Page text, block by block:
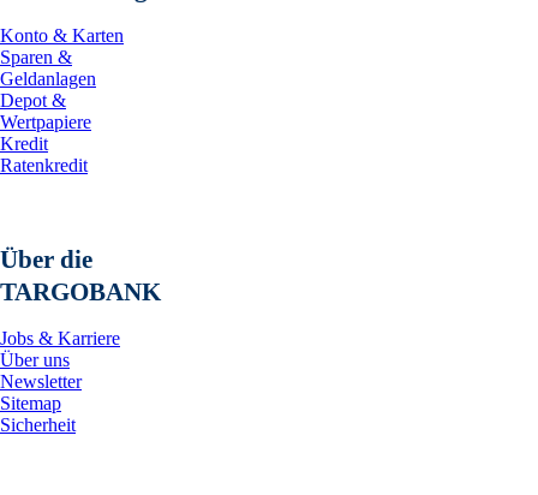
Konto & Karten
Sparen &
Geldanlagen
Depot &
Wertpapiere
Kredit
Ratenkredit
Über die
TARGOBANK
Jobs & Karriere
Über uns
Newsletter
Sitemap
Sicherheit